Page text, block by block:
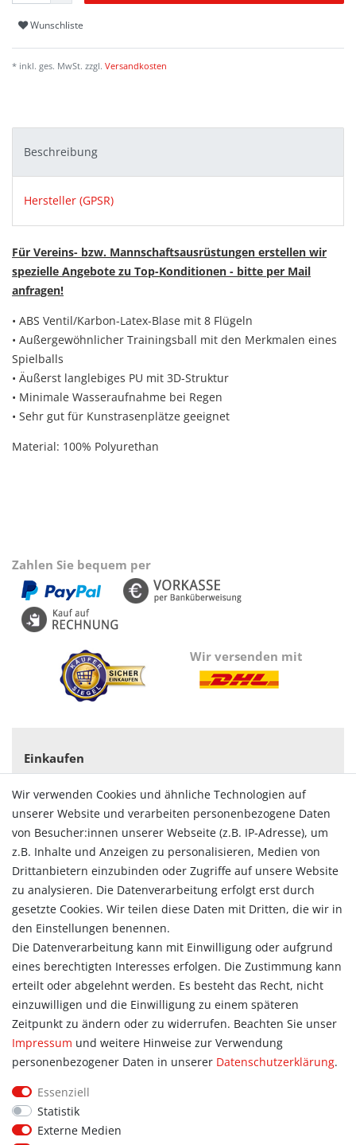
Wunschliste
* inkl. ges. MwSt. zzgl. Versandkosten
Beschreibung
Hersteller (GPSR)
Für Vereins- bzw. Mannschaftsausrüstungen erstellen wir
spezielle Angebote zu Top-Konditionen - bitte per Mail
anfragen!
• ABS Ventil/Karbon-Latex-Blase mit 8 Flügeln
• Außergewöhnlicher Trainingsball mit den Merkmalen eines
Spielballs
• Äußerst langlebiges PU mit 3D-Struktur
• Minimale Wasseraufnahme bei Regen
• Sehr gut für Kunstrasenplätze geeignet
Material: 100% Polyurethan
Zahlen Sie bequem per
Wir versenden mit
Einkaufen
Zahlungsarten
Versandarten & -kosten
Widerrufsrecht
Vertrag widerrufen
Konto
Login
Registrieren
Warenkorb
Zur Kasse
Allgemein
Kontakt
Datenschutzerklärung
AGB
Impressum
Informationen für Vereine
Informationen zur Beflockung
Newsletter-Anmeldung
Wir verwenden Cookies und ähnliche Technologien auf
unserer Website und verarbeiten personenbezogene Daten
von Besucher:innen unserer Webseite (z.B. IP-Adresse), um
z.B. Inhalte und Anzeigen zu personalisieren, Medien von
Drittanbietern einzubinden oder Zugriffe auf unsere Website
zu analysieren. Die Datenverarbeitung erfolgt erst durch
gesetzte Cookies. Wir teilen diese Daten mit Dritten, die wir in
den Einstellungen benennen.
Die Datenverarbeitung kann mit Einwilligung oder aufgrund
eines berechtigten Interesses erfolgen. Die Zustimmung kann
erteilt oder abgelehnt werden. Es besteht das Recht, nicht
einzuwilligen und die Einwilligung zu einem späteren
Zeitpunkt zu ändern oder zu widerrufen. Beachten Sie unser
Impressum und weitere Hinweise zur Verwendung
personenbezogener Daten in unserer Daten­schutz­erklärung.
Essenziell
Statistik
Externe Medien